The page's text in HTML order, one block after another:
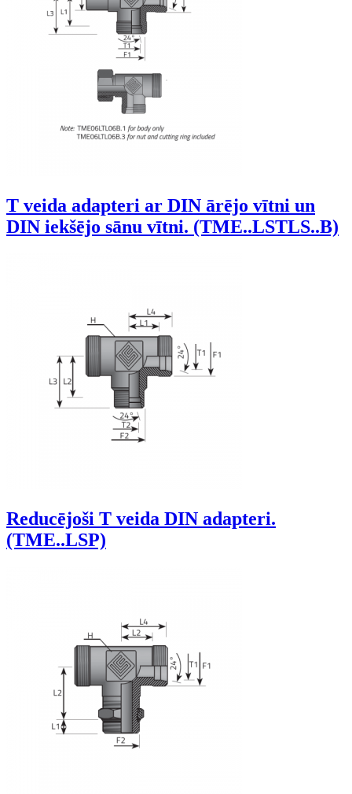
T veida adapteri ar DIN ārējo vītni un
DIN iekšējo sānu vītni. (TME..LSTLS..B)
Reducējoši T veida DIN adapteri.
(TME..LSP)